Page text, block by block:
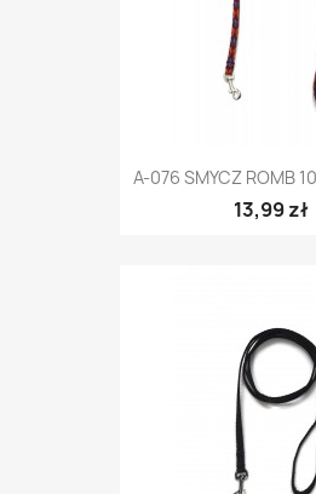
A-076 SMYCZ ROMB
13,99 zł